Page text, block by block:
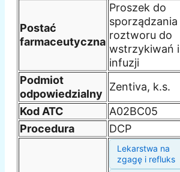
Postać
farmaceutyczna
Proszek do
sporządzania
roztworu do
wstrzykiwań i
infuzji
Podmiot
odpowiedzialny
Zentiva, k.s.
Kod ATC
A02BC05
Procedura
DCP
Lekarstwa na
zgagę i refluks